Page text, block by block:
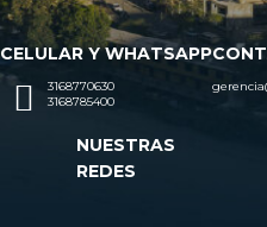
CELULAR Y WHATSAPP
3168770630
3168785400
NUESTRAS
REDES